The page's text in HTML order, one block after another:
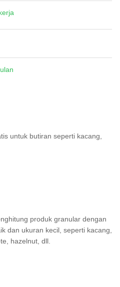
untuk butiran seperti kacang,
produk granular dengan
dan ukuran kecil, seperti kacang,
hazelnut, dll.